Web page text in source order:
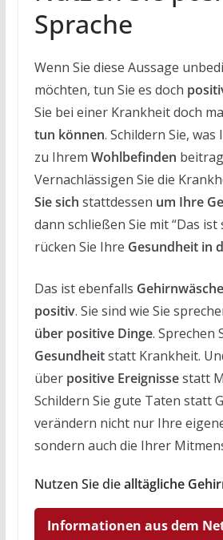
Sprache
Wenn Sie diese Aussage
möchten, tun Sie es doch
Sie bei einer Krankheit doch
tun können. Schildern Sie,
zu Ihrem Wohlbefinden
Vernachlässigen Sie die
Sie sich stattdessen um Ihre
dann schließen Sie mit “Das ist
rücken Sie Ihre Gesundheit in
Das ist ebenfalls Gehirnwäsche
positiv. Sie sind wie Sie
über positive Dinge. Sprechen
Gesundheitstatt Krankheit.
über positive Ereignissestatt
Schildern Sie gute Taten statt
verändern nicht nur Ihre
sondern auch die Ihrer
Nutzen Sie diealltägliche
Informationen aus dem